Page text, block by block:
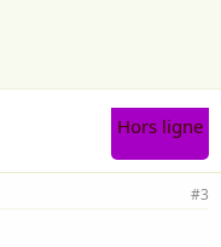
Hors ligne
#3